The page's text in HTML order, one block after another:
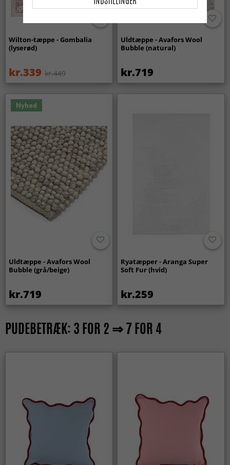
Wilton-tæppe - Gombalia
(lyserød)
kr.339 kr.449
Uldtæppe - Avafors Wool
Bubble (natural)
kr.719
Nyhed
Uldtæppe - Avafors Wool
Bubble (grå/beige)
kr.719
Ryatæpper - Aranga Super
Soft Fur (hvid)
kr.259
PUDEBETRÆK: 3 FOR 2 ⇒ 7 FOR 4